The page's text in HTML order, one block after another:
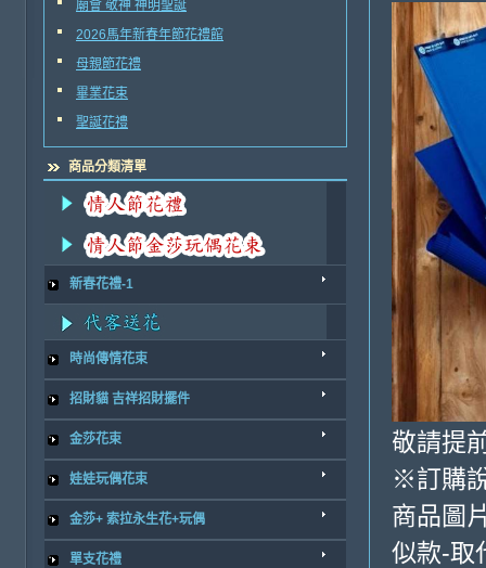
廟會 敬神 神明聖誕
2026馬年新春年節花禮館
母親節花禮
畢業花束
聖誕花禮
商品分類清單
新春花禮-1
時尚傳情花束
招財貓 吉祥招財擺件
金莎花束
娃娃玩偶花束
金莎+ 索拉永生花+玩偶
單支花禮
敬請提
※訂購
商品圖
似款-取